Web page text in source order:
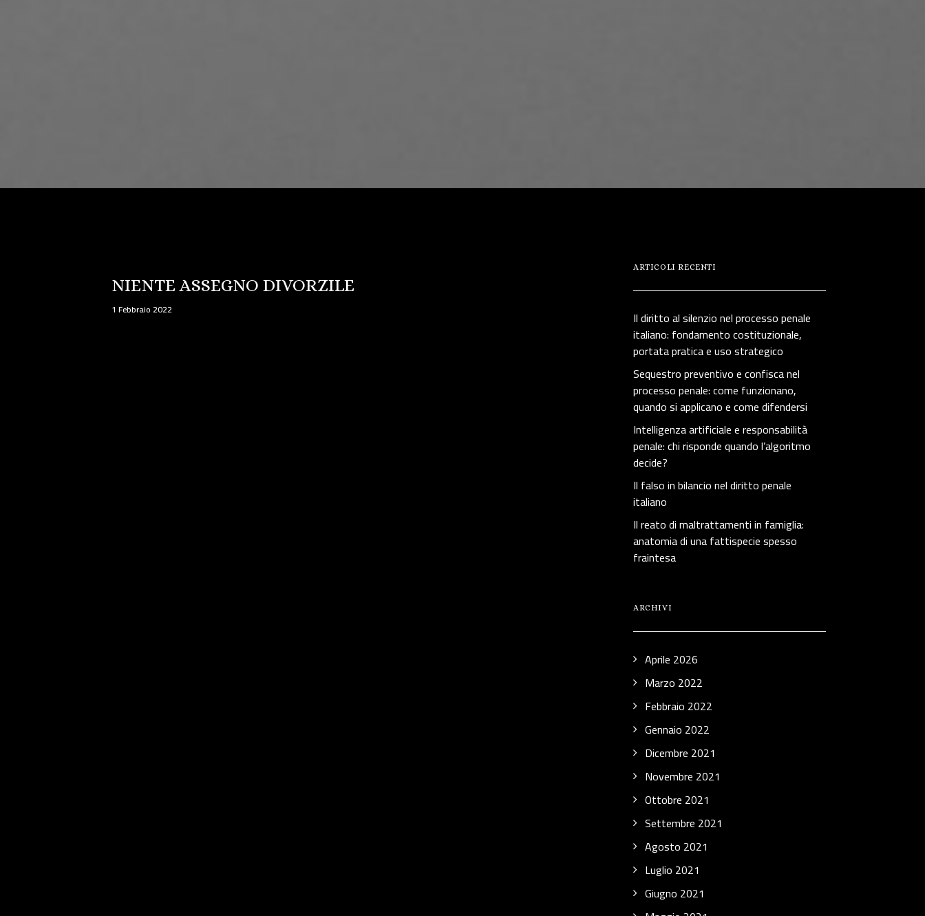
NIENTE ASSEGNO DIVORZILE
1 Febbraio 2022
ARTICOLI RECENTI
Il diritto al silenzio nel processo penale
italiano: fondamento costituzionale,
portata pratica e uso strategico
Sequestro preventivo e confisca nel
processo penale: come funzionano,
quando si applicano e come difendersi
Intelligenza artificiale e responsabilità
penale: chi risponde quando l’algoritmo
decide?
Il falso in bilancio nel diritto penale
italiano
Il reato di maltrattamenti in famiglia:
anatomia di una fattispecie spesso
fraintesa
ARCHIVI
Aprile 2026
Marzo 2022
Febbraio 2022
Gennaio 2022
Dicembre 2021
Novembre 2021
Ottobre 2021
Settembre 2021
Agosto 2021
Luglio 2021
Giugno 2021